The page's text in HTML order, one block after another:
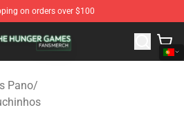
on orders over $100
Shop - Official The Hunger Games
Pano/